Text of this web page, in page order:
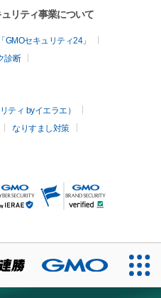
リティ事業について
セキュリティ24」
診断
ティ byイエラエ）
なりすまし対策